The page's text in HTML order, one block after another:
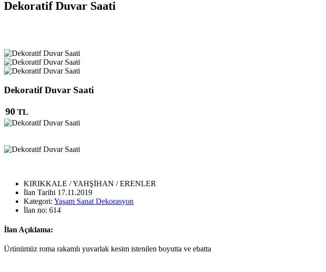
Dekoratif Duvar Saati
Dekoratif Duvar Saati
90 TL
KIRIKKALE / YAHŞİHAN / ERENLER
İlan Tarihi 17.11.2019
Kategori: Yaşam Sanat Dekorasyon
İlan no: 614
İlan Açıklama:
Ürünümüz roma rakamlı yuvarlak kesim istenilen boyutta ve ebatta